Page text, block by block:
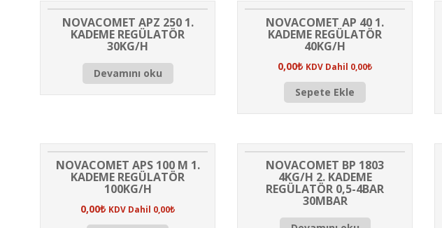
NOVACOMET APZ 250 1.
KADEME REGÜLATÖR
30KG/H
Devamını oku
NOVACOMET AP 40 1.
KADEME REGÜLATÖR
40KG/H
0,00₺ KDV Dahil 0,00₺
Sepete Ekle
NOVACOMET APS 100 M 1.
KADEME REGÜLATÖR
100KG/H
0,00₺ KDV Dahil 0,00₺
NOVACOMET BP 1803
4KG/H 2. KADEME
REGÜLATÖR 0,5-4BAR
30MBAR